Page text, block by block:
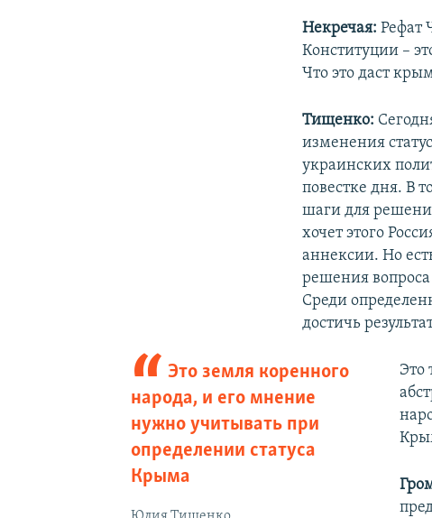
Некречая: Рефат
Конституции –
Что это даст
Тищенко:
изменения
украинских
повестке дня. В
шаги для
хочет этого
аннексии. Но
решения
Среди
достичь
Это земля коренного
народа, и его мнение
нужно учитывать при
определении статуса
Крыма
​Это